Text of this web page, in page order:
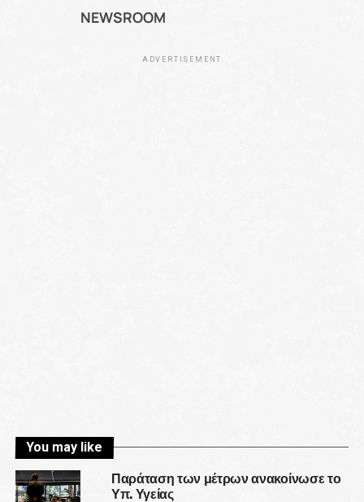
NEWSROOM
ADVERTISEMENT
You may like
Παράταση των μέτρων ανακοίνωσε το
Υπ. Υγείας